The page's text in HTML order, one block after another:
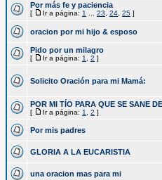
Por más fe y paciencia
[ Ir a página: 1 23 24 25 ]
oracion por mi hijo & esposo
Pido por un milagro
[ Ir a página: 1 2 ]
Solicito Oración para mi Mamá:
POR MI TÍO PARA QUE SE SANE
[ Ir a página: 1 2 ]
Por mis padres
GLORIA A LA EUCARISTIA
una oracion mas para mi